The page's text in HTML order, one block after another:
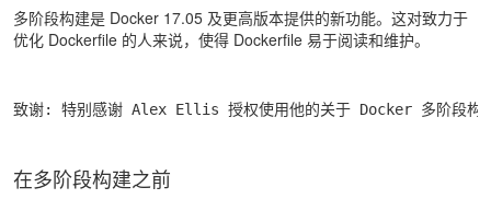
多阶段构建是 Docker 17.05 及更高版本提供的新功能。这对致力于
优化 Dockerfile 的人来说，使得 Dockerfile 易于阅读和维护。
致谢: 特别感谢 Alex Ellis 授权使用他的关于 Docker 多阶
在多阶段构建之前